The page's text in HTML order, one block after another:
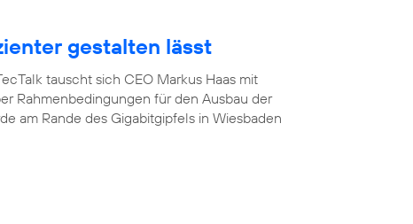
gestalten lässt
tauscht sich CEO Markus Haas mit
Rahmenbedingungen für den Ausbau der
am Rande des Gigabitgipfels in Wiesbaden